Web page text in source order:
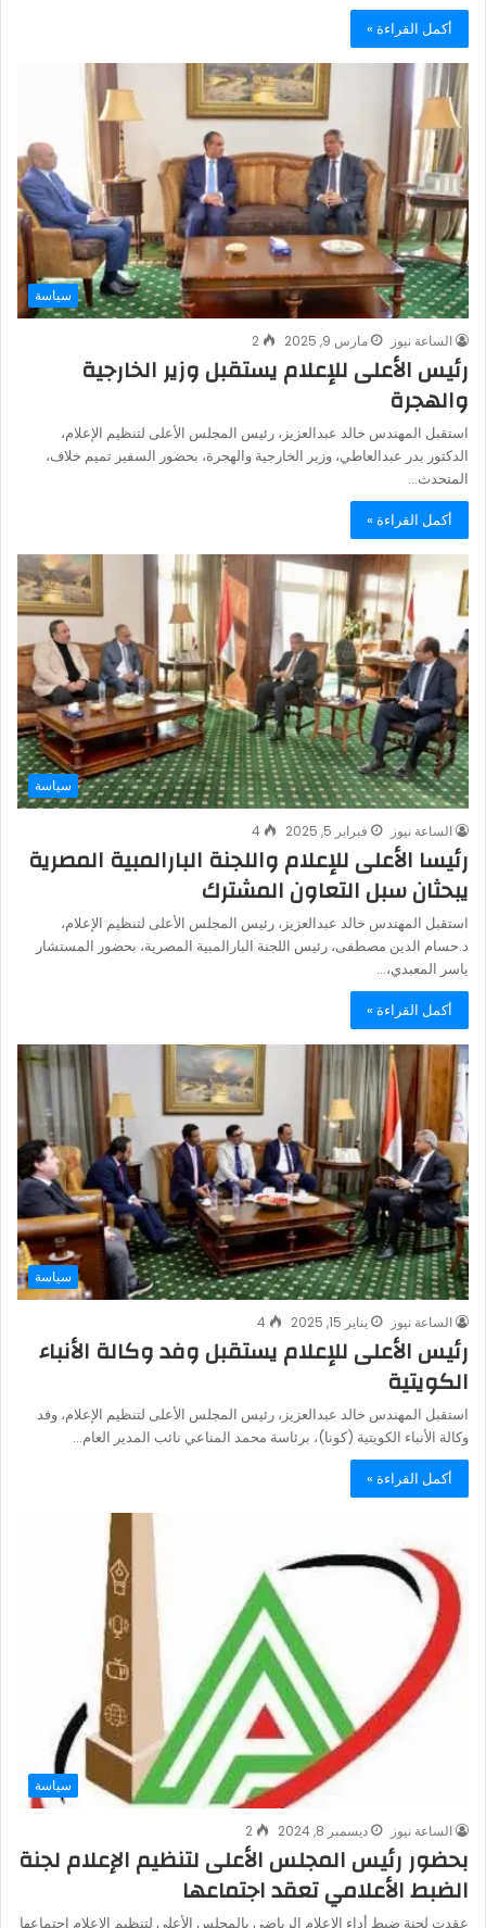
أكمل القراءة »
سياسة
الساعة نيوز مارس 9, 2025 2
رئيس الأعلى للإعلام يستقبل وزير الخارجية
والهجرة
استقبل المهندس خالد عبدالعزيز، رئيس المجلس الأعلى لتنظيم الإعلام،
الدكتور بدر عبدالعاطي، وزير الخارجية والهجرة، بحضور السفير تميم خلاف،
المتحدث…
أكمل القراءة »
سياسة
الساعة نيوز فبراير 5, 2025 4
رئيسا الأعلى للإعلام واللجنة البارالمبية المصرية
يبحثان سبل التعاون المشترك
استقبل المهندس خالد عبدالعزيز، رئيس المجلس الأعلى لتنظيم الإعلام،
د.حسام الدين مصطفى، رئيس اللجنة البارالمبية المصرية، بحضور المستشار
ياسر المعبدي،…
أكمل القراءة »
سياسة
الساعة نيوز يناير 15, 2025 4
رئيس الأعلى للإعلام يستقبل وفد وكالة الأنباء
الكويتية
استقبل المهندس خالد عبدالعزيز، رئيس المجلس الأعلى لتنظيم الإعلام، وفد
وكالة الأنباء الكويتية (كونا)، برئاسة محمد المناعي نائب المدير العام…
أكمل القراءة »
سياسة
الساعة نيوز ديسمبر 8, 2024 2
بحضور رئيس المجلس الأعلى لتنظيم الإعلام لجنة
الضبط الأعلامي تعقد اجتماعها
عقدت لجنة ضبط أداء الإعلام الرياضى بالمجلس الأعلى لتنظيم الإعلام اجتماعها